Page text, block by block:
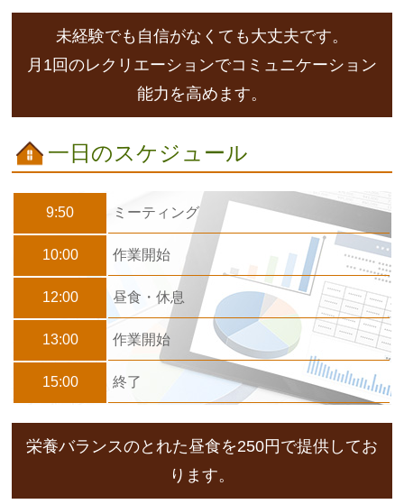
未経験でも自信がなくても大丈夫です。
月1回のレクリエーションでコミュニケーション
能力を高めます。
一日のスケジュール
9:50 ミーティング
10:00 作業開始
12:00 昼食・休息
13:00 作業開始
15:00 終了
栄養バランスのとれた昼食を250円で提供してお
ります。